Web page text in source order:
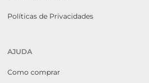
Políticas de Privacidades
AJUDA
Como comprar